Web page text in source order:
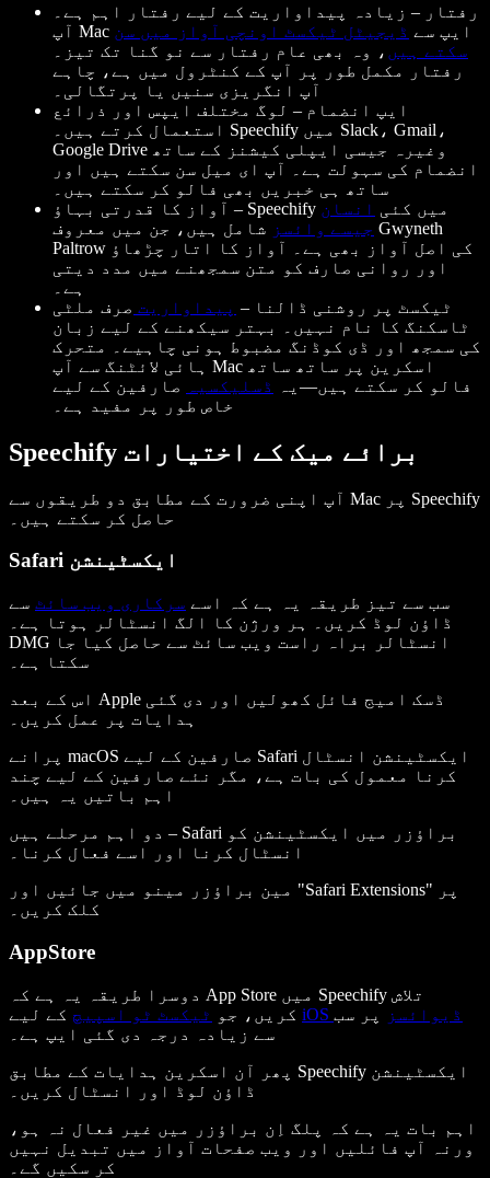
رفتار – زیادہ پیداواریت کے لیے رفتار اہم ہے۔
آپ Mac ایپ سے ڈیجیٹل ٹیکسٹ اونچی آواز میں سن
سکتے ہیں ، وہ بھی عام رفتار سے نو گنا تک تیز۔
رفتار مکمل طور پر آپ کے کنٹرول میں ہے، چاہے
آپ انگریزی سنیں یا پرتگالی۔
ایپ انضمام – لوگ مختلف ایپس اور ذرائع
استعمال کرتے ہیں۔ Speechify میں Slack، Gmail،
Google Drive وغیرہ جیسی ایپلی کیشنز کے ساتھ
انضمام کی سہولت ہے۔ آپ ای میل سن سکتے ہیں اور
ساتھ ہی خبریں بھی فالو کر سکتے ہیں۔
آواز کا قدرتی بہاؤ – Speechify میں کئی انسان
جیسے وائسز شامل ہیں، جن میں معروف Gwyneth
Paltrow کی اصل آواز بھی ہے۔ آواز کا اتار چڑھاؤ
اور روانی صارف کو متن سمجھنے میں مدد دیتی
ہے۔
ٹیکسٹ پر روشنی ڈالنا – پیداواریت صرف ملٹی
ٹاسکنگ کا نام نہیں۔ بہتر سیکھنے کے لیے زبان
کی سمجھ اور ڈی کوڈنگ مضبوط ہونی چاہیے۔ متحرک
ہائی لائٹنگ سے آپ Mac اسکرین پر ساتھ ساتھ
فالو کر سکتے ہیں—یہ
ڈسلیکسیہ
صارفین کے لیے
خاص طور پر مفید ہے۔
Speechify برائے میک کے اختیارات
آپ اپنی ضرورت کے مطابق دو طریقوں سے Mac پر Speechify
حاصل کر سکتے ہیں۔
Safari ایکسٹینشن
سب سے تیز طریقہ یہ ہے کہ اسے سرکاری ویب سائٹ سے
ڈاؤن لوڈ کریں۔ ہر ورژن کا الگ انسٹالر ہوتا ہے۔
DMG انسٹالر براہ راست ویب سائٹ سے حاصل کیا جا
سکتا ہے۔
اس کے بعد Apple ڈسک امیج فائل کھولیں اور دی گئی
ہدایات پر عمل کریں۔
پرانے macOS صارفین کے لیے Safari ایکسٹینشن انسٹال
کرنا معمول کی بات ہے، مگر نئے صارفین کے لیے چند
اہم باتیں یہ ہیں۔
دو اہم مرحلے ہیں – Safari براؤزر میں ایکسٹینشن کو
انسٹال کرنا اور اسے فعال کرنا۔
مین براؤزر مینو میں جائیں اور "Safari Extensions" پر
کلک کریں۔
AppStore
دوسرا طریقہ یہ ہے کہ App Store میں Speechify تلاش
کریں، جو ٹیکسٹ ٹو اسپیچ iOS ڈیوائسز
پر سب
سے زیادہ درجہ دی گئی ایپ ہے۔
پھر آن اسکرین ہدایات کے مطابق Speechify ایکسٹینشن
ڈاؤن لوڈ اور انسٹال کریں۔
اہم بات یہ ہے کہ پلگ اِن براؤزر میں غیر فعال نہ ہو،
ورنہ آپ فائلیں اور ویب صفحات آواز میں تبدیل نہیں
کر سکیں گے۔